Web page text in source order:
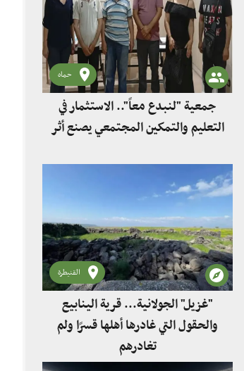
حماه
جمعية "لنبدع معاً".. الاستثمار في
التعليم والتمكين المجتمعي يصنع أثر
القنيطرة
"غزيل" الجولانية... قرية الينابيع
والحقول التي غادرها أهلها قسرًا ولم
تغادرهم